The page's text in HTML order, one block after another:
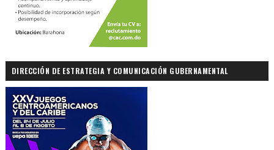
DIRECCIÓN DE ESTRATEGIA Y COMUNICACIÓN GUBERNAMENTAL